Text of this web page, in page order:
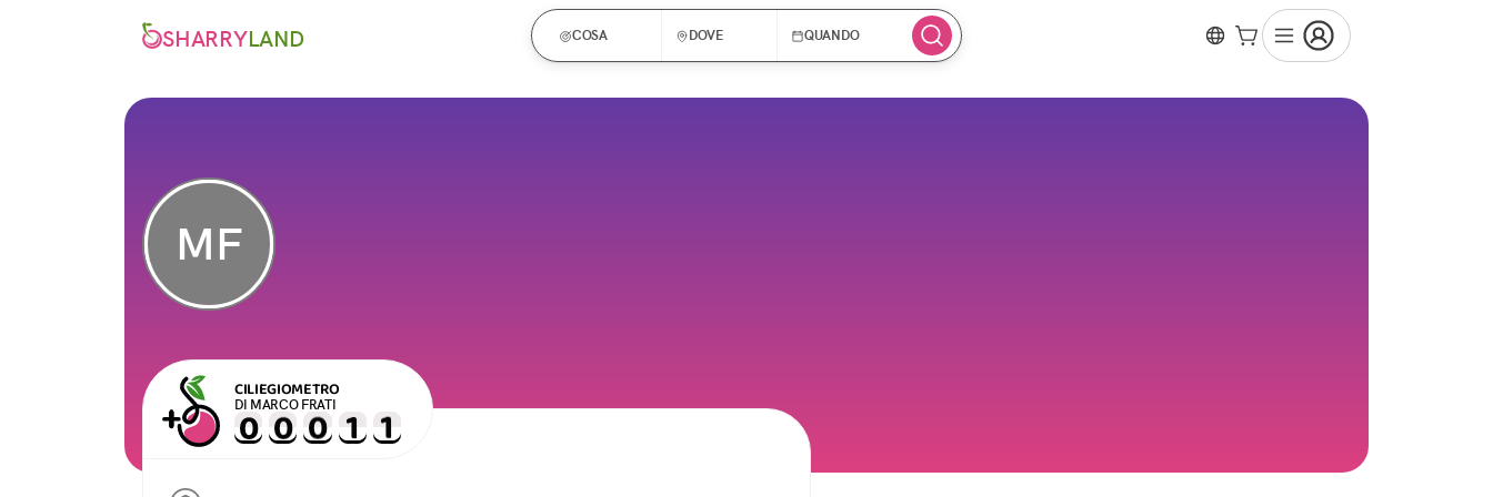
SHARRYLAND COSA DOVE QUANDO
MF
CILIEGIOMETRO
DI MARCO FRATI